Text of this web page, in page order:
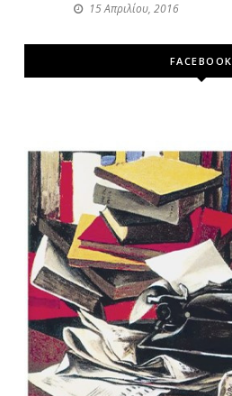
15 Απριλίου, 2016
FACEBOOK